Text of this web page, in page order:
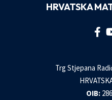
HRVATSKA
Trg Stjepana
OIB: